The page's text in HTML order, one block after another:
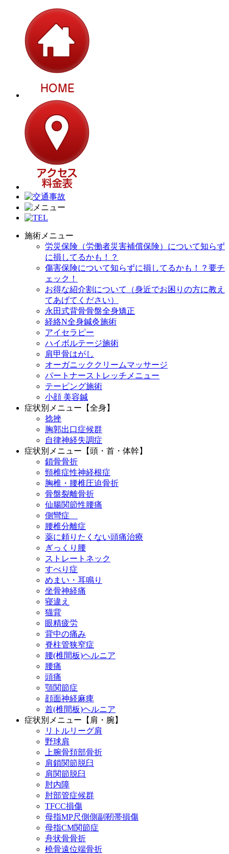
施術メニュー
労災保険（労働者災害補償保険）について知らず
に損してるかも！？
傷害保険について知らずに損してるかも！？要チ
ェック！
お得な紹介割について（身近でお困りの方に教え
てあげてください）
永田式背骨骨盤全身矯正
経絡N全身鍼灸施術
アイセラピー
ハイボルテージ施術
肩甲骨はがし
オーガニッククリームマッサージ
パートナーストレッチメニュー
テーピング施術
小顔 美容鍼
症状別メニュー【全身】
捻挫
胸郭出口症候群
自律神経失調症
症状別メニュー【頭・首・体幹】
鎖骨骨折
頸椎症性神経根症
胸椎・腰椎圧迫骨折
骨盤裂離骨折
仙腸関節性腰痛
側彎症
腰椎分離症
薬に頼りたくない頭痛治療
ぎっくり腰
ストレートネック
すべり症
めまい・耳鳴り
坐骨神経痛
寝違え
猫背
眼精疲労
背中の痛み
脊柱管狭窄症
腰(椎間板)ヘルニア
腰痛
頭痛
顎関節症
顔面神経麻痺
首(椎間板)ヘルニア
症状別メニュー【肩・腕】
リトルリーグ肩
野球肩
上腕骨頚部骨折
肩鎖関節脱臼
肩関節脱臼
肘内障
肘部管症候群
TFCC損傷
母指MP尺側側副靭帯損傷
母指CM関節症
舟状骨骨折
橈骨遠位端骨折